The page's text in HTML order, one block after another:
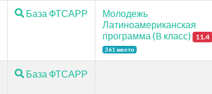
База ФТСАРР
Молодежь
Латиноамериканская
программа (B класс) 11.4
361 место
База ФТСАРР